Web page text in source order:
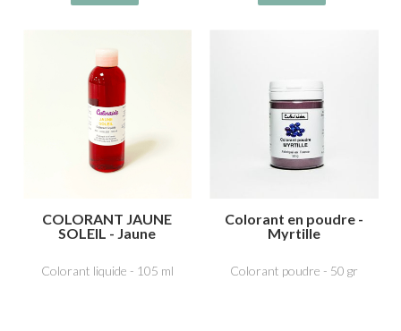
COLORANT JAUNE
SOLEIL - Jaune
Colorant liquide - 105 ml
Colorant en poudre -
Myrtille
Colorant poudre - 50 gr